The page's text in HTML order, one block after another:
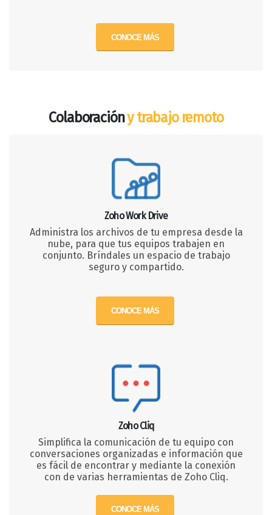
CONOCE MÁS
Colaboracióny trabajo remoto
Zoho Work Drive
Administra los archivos de tu empresa desde la
nube, para que tus equipos trabajen en
conjunto. Bríndales un espacio de trabajo
seguro y compartido.
CONOCE MÁS
Zoho Cliq
Simplifica la comunicación de tu equipo con
conversaciones organizadas e información que
es fácil de encontrar y mediante la conexión
con de varias herramientas de Zoho Cliq.
CONOCE MÁS